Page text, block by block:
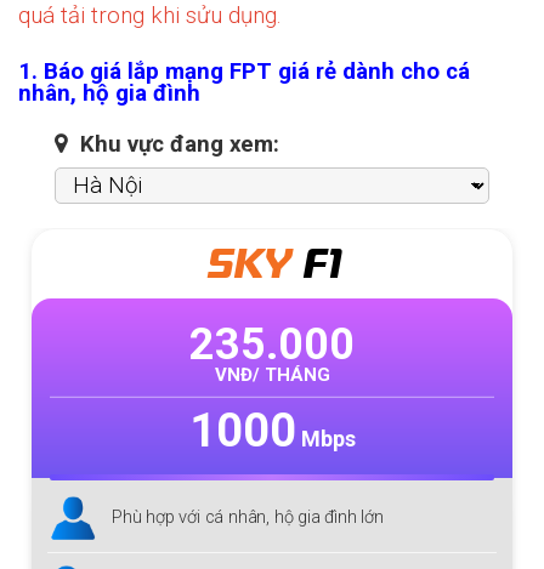
quá tải trong khi sửu dụng.
1. Báo giá lắp mạng FPT giá rẻ dành cho cá
nhân, hộ gia đình
Khu vực đang xem:
SKYF1
235.000
VNĐ/ THÁNG
1000 Mbps
Phù hợp với cá nhân, hộ gia đình lớn